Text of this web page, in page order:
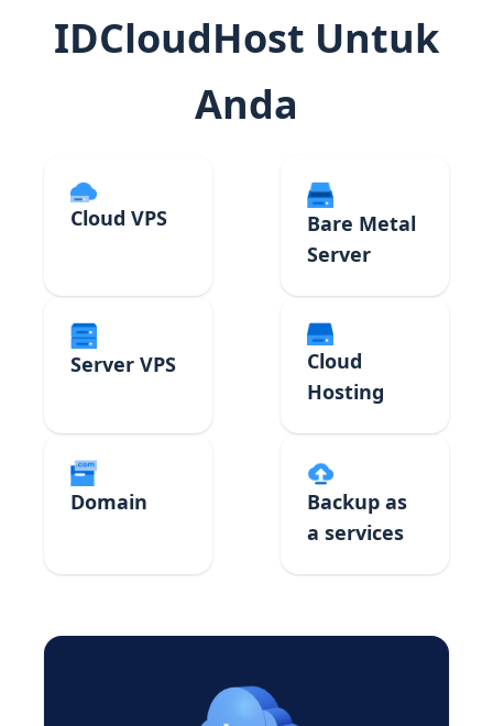
IDCloudHost Untuk
Anda
Cloud VPS
Bare Metal
Server
Server VPS
Cloud
Hosting
Domain
Backup as
a services